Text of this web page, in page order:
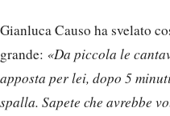
Gianluca Causo ha svelato
grande: «Da piccola le
apposta per lei, dopo 5
spalla. Sapete che avrebbe